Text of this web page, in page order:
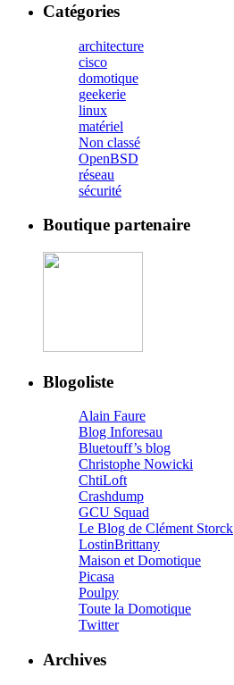
Catégories
architecture
cisco
domotique
geekerie
linux
matériel
Non classé
OpenBSD
réseau
sécurité
Boutique partenaire
Blogoliste
Alain Faure
Blog Inforesau
Bluetouff’s blog
Christophe Nowicki
ChtiLoft
Crashdump
GCU Squad
Le Blog de Clément Storck
LostinBrittany
Maison et Domotique
Picasa
Poulpy
Toute la Domotique
Twitter
Archives